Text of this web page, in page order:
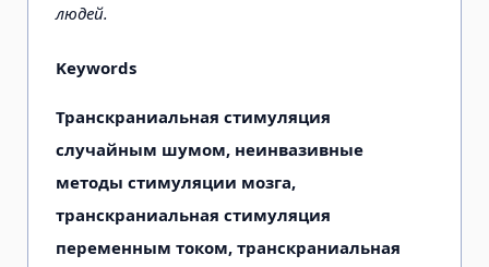
людей.
Keywords
Транскраниальная стимуляция
случайным шумом, неинвазивные
методы стимуляции мозга,
транскраниальная стимуляция
переменным током, транскраниальная